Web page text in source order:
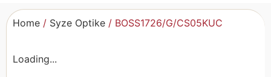
Home / Syze Optike / BOSS1726/G/CS05KUC
Loading...